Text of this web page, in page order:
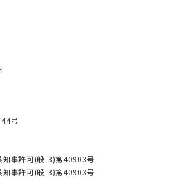
日
号
事許可(般-3)第40903号
事許可(般-3)第40903号